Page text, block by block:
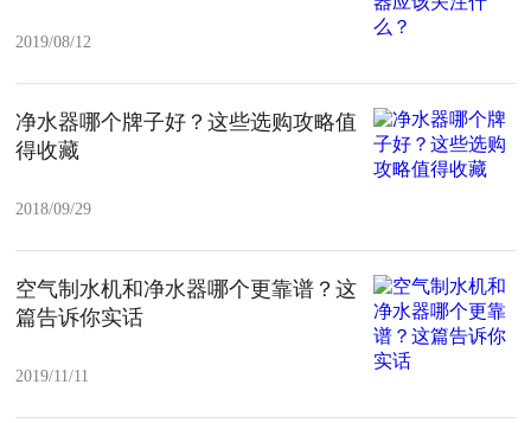
2019/08/12
净水器哪个牌子好？这些选购攻略值
得收藏
2018/09/29
空气制水机和净水器哪个更靠谱？这
篇告诉你实话
2019/11/11